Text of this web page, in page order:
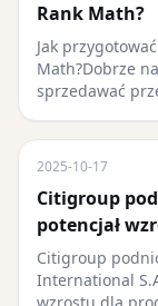
Rank Math?
Jak
Math?Dobrze
sprzedawać
2025-10-17
Citigroup
potencjał
Citigroup
International